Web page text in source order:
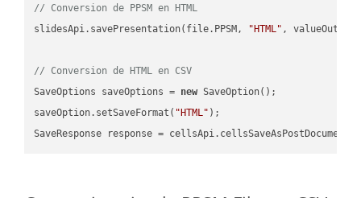
// Conversion de PPSM en HTML
slidesApi.savePresentation(file.PPSM,
"HTML" ,
// Conversion de HTML en CSV
SaveOptions saveOptions = new SaveOption();
saveOption.setSaveFormat( "HTML" );
SaveResponse response =